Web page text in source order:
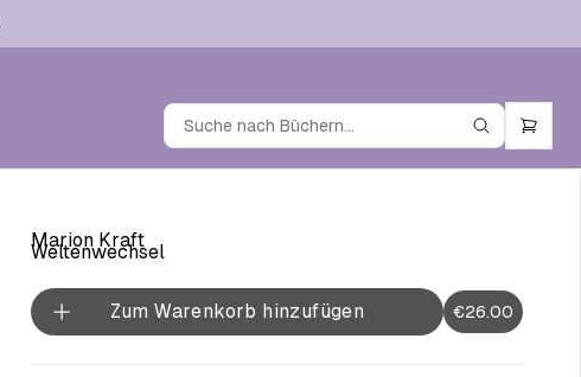
Marion Kraft
Weltenwechsel
Zum Warenkorb hinzufügen €26.00